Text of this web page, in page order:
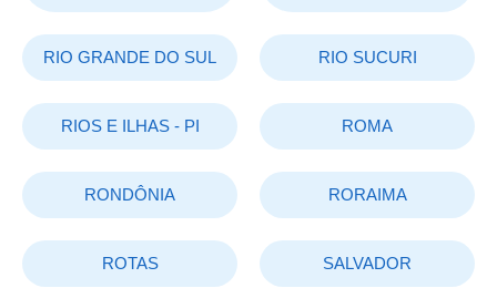
RIO GRANDE DO SUL RIO SUCURI
RIOS E ILHAS - PI ROMA
RONDÔNIA RORAIMA
ROTAS SALVADOR